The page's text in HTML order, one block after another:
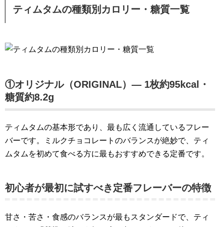
ティムタムの種類別カロリー・糖質一覧
①オリジナル（ORIGINAL）— 1枚約95kcal・
糖質約8.2g
ティムタムの基本形であり、最も広く流通しているフレー
バーです。ミルクチョコレートのバランスが絶妙で、ティ
ムタムを初めて食べる方に最もおすすめできる定番です。
初心者が最初に試すべき定番フレーバーの特徴
甘さ・苦さ・食感のバランスが最もスタンダードで、ティ